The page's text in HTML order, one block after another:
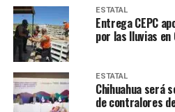
ESTATAL
Entrega CEPC
por las lluvias en
ESTATAL
Chihuahua será
de contralores